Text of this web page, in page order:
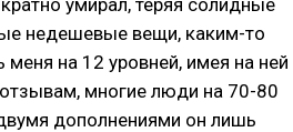
умирал, теряя солидные
недешевые вещи, каким-то
на 12 уровней, имея на ней
многие люди на 70-80
дополнениями он лишь